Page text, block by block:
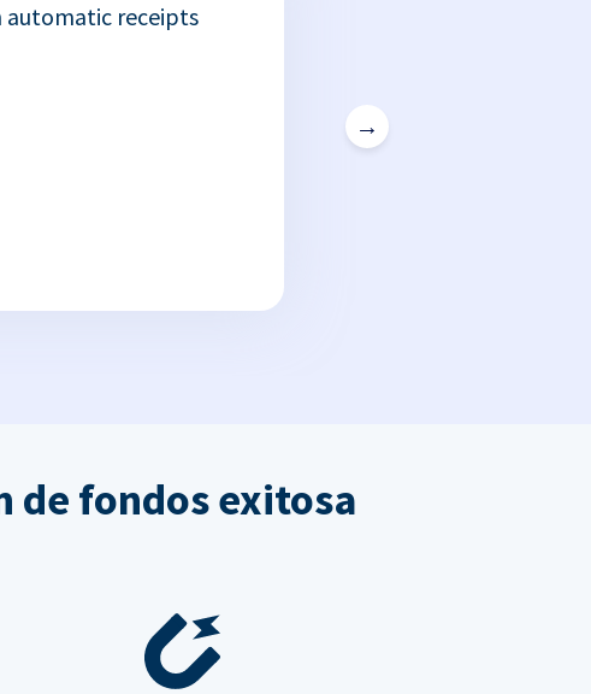
automatic receipts
→
de fondos exitosa